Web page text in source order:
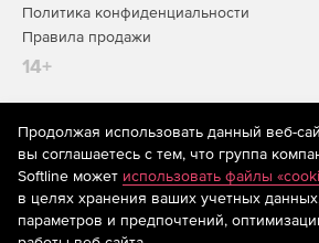
Политика конфиденциальности
Правила продажи
14+
На информационном ресурсе
рекомендательные технологии
предоставления информации на основе
систематизации и анализа сведений,
предпочтениям пользователей сети
находящихся на территории Российской
Продолжая использовать данный веб-
вы соглашаетесь с тем, что группа
Softline может использовать файлы
в целях хранения ваших учетных данных,
параметров и предпочтений,